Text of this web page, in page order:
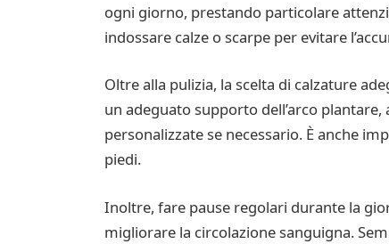
ogni giorno, prestando particolare
indossare calze o scarpe per evitare
Oltre alla pulizia, la scelta di calzature
un adeguato supporto dell’arco
personalizzate se necessario. È anche
piedi.
Inoltre, fare pause regolari durante la
migliorare la circolazione sanguigna.